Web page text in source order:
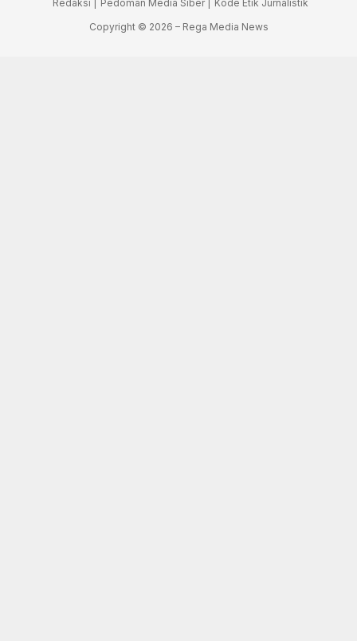
Redaksi | Pedoman Media Siber |
Kode Etik Jurnalistik
Copyright © 2026 – Rega Media News